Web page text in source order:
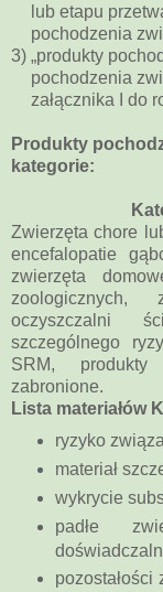
lub etapu
pochodzenia
3) „produkty
pochodzenia
załącznika I do
Produkty
kategorie:
Zwierzęta chore
encefalopatie
zwierzęta
oczyszczalni
szczególnego
SRM, produkty
zabronione.
Lista materiałów
ryzyko
materiał
wykrycie
padłe